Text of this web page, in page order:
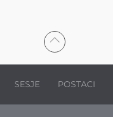
SESJE POSTACI